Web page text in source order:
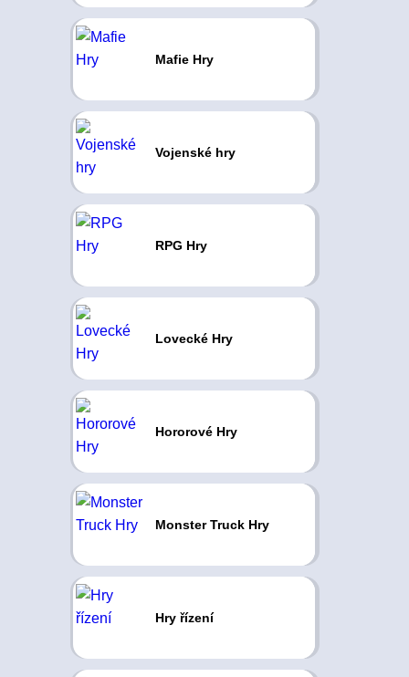
Mafie Hry
Vojenské hry
RPG Hry
Lovecké Hry
Hororové Hry
Monster Truck Hry
Hry řízení